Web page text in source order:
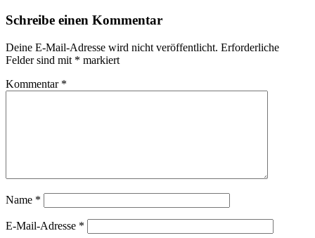
Schreibe einen Kommentar
Deine E-Mail-Adresse wird nicht veröffentlicht. Erforderliche
Felder sind mit * markiert
Kommentar *
Name *
E-Mail-Adresse *